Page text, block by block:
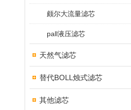
颇尔大流量滤芯
pall液压滤芯
天然气滤芯
替代BOLL烛式滤芯
其他滤芯